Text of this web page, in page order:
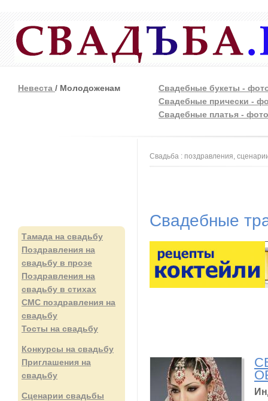
Невеста / Молодоженам
Свадебные букеты -
Свадебные прически -
Свадебные платья - фото
Тамада на свадьбу
Поздравления на
свадьбу в прозе
Поздравления на
свадьбу в стихах
СМС поздравления на
свадьбу
Тосты на свадьбу
Конкурсы на свадьбу
Приглашения на
свадьбу
Сценарии свадьбы
Вы здесь
Свадьба : поздравления,
Свадебные